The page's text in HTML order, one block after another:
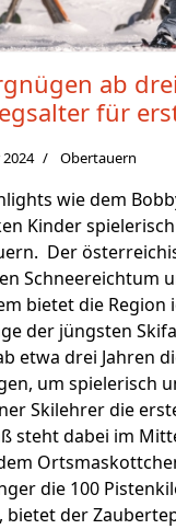
ab
für
2024 Obertauern
wie dem
Kinder
Der
Schneereichtum
bietet die Region
der jüngsten
etwa drei Jahren
um spielerisch
Skilehrer die
steht dabei im
die 100
bietet der